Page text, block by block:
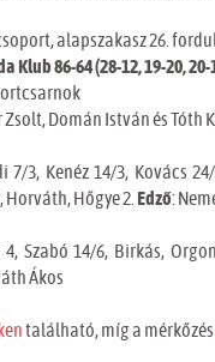
alapszakasz 26.
Klub 86-64 (28-12, 19-20, 20-
Domán István és Tóth
7/3, Kenéz 14/3, Kovács
Horváth, Hőgye 2. Edző:
Szabó 14/6, Birkás,
Ákos
található, míg a mérkőzés